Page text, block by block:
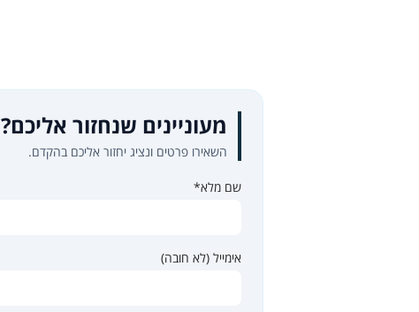
מעוניינים שנחזור אליכם?
השאירו פרטים ונציג יחזור אליכם בהקדם.
שם מלא*
אימייל (לא חובה)